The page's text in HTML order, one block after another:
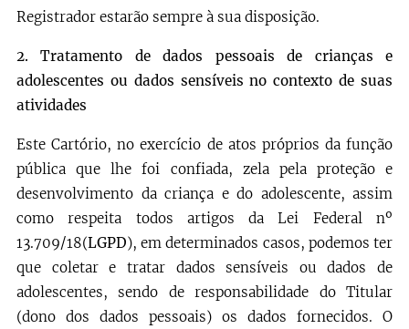
Registrador estarão sempre à sua disposição.
2.Tratamento de dados pessoais de crianças e
adolescentes ou dados sensíveis no contexto de suas
atividades
Este Cartório, no exercício de atos próprios da função
pública que lhe foi confiada, zela pela proteção e
desenvolvimento da criança e do adolescente, assim
como respeita todos artigos da Lei Federal nº
13.709/18(LGPD), em determinados casos, podemos ter
que coletar e tratar dados sensíveis ou dados de
adolescentes, sendo de responsabilidade do Titular
(dono dos dados pessoais) os dados fornecidos. O